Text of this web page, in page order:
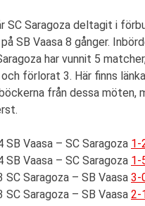
SC Saragoza deltagit i
SB Vaasa 8 gånger.
har vunnit 5
förlorat 3. Här finns
från dessa möten,
SB Vaasa – SC Saragoza 1-
SB Vaasa – SC Saragoza 1-
SC Saragoza – SB Vaasa 3-
SC Saragoza – SB Vaasa 2-